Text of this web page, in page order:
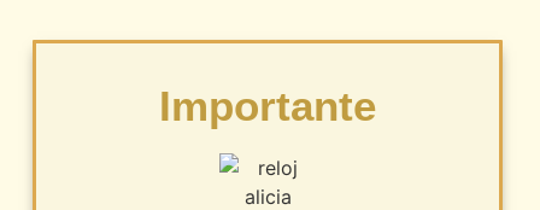
Importante